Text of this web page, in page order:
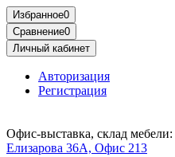
Избранное0
Сравнение0
Личный кабинет
Авторизация
Регистрация
Офис-выставка, склад мебели:
Елизарова 36А, Офис 213